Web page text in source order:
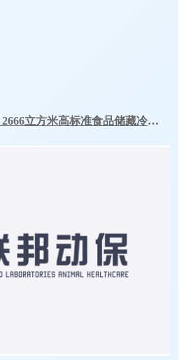
春发生物科技（宁夏）2666立方米高标准食品储藏冷库工程案例